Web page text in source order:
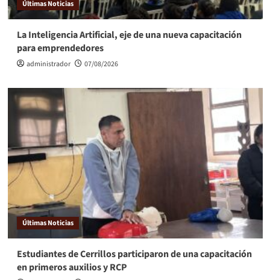
Últimas Noticias
La Inteligencia Artificial, eje de una nueva capacitación
para emprendedores
administrador 07/08/2026
Últimas Noticias
Estudiantes de Cerrillos participaron de una capacitación
en primeros auxilios y RCP